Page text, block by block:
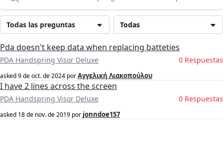
Todas
Todas las preguntas
Pda doesn't keep data when replacing batteties
PDA Handspring Visor Deluxe 0 Respuestas
asked9 de oct. de 2024 porΑγγελική Λιακοπούλου
I have 2 lines across the screen
PDA Handspring Visor Deluxe 0 Respuestas
asked 18 de nov. de 2019 por jonndoe157